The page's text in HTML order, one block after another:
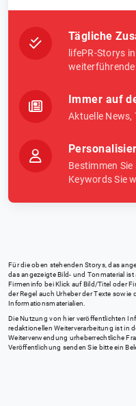
Tägliche
lifePR-Storys
Immer auf
Aktuelle News,
Bestimmen
Keywords Sie
Für die oben stehenden Storys, das
das angezeigte Bild- und Tonmaterial
Firmeninfo bei Klick auf Bild/Titel oder
der Regel auch Urheber der Texte sowie
Informationsmaterialien.
Die Nutzung von hier veröffentlichten
redaktionellen Weiterverarbeitung ist in
Weiterverwendung urheberrechtliche
Veröffentlichung senden Sie bitte ein